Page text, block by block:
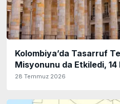
Kolombiya’da Tasarruf
Misyonunu da Etkiledi,
28 Temmuz 2026